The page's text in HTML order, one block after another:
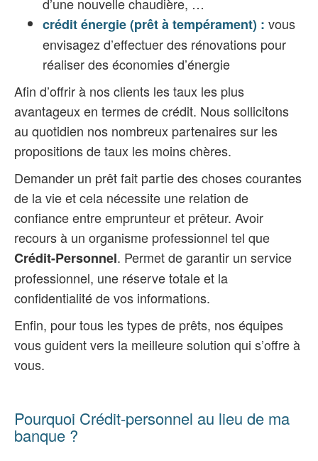
crédit énergie (prêt à tempérament) : vous
envisagez d’effectuer des rénovations pour
réaliser des économies d’énergie
Afin d’offrir à nos clients les taux les plus
avantageux en termes de crédit. Nous sollicitons
au quotidien nos nombreux partenaires sur les
propositions de taux les moins chères.
Demander un prêt fait partie des choses courantes
de la vie et cela nécessite une relation de
confiance entre emprunteur et prêteur. Avoir
recours à un organisme professionnel tel que
Crédit-Personnel. Permet de garantir un service
professionnel, une réserve totale et la
confidentialité de vos informations.
Enfin, pour tous les types de prêts, nos équipes
vous guident vers la meilleure solution qui s’offre à
vous.
Pourquoi Crédit-personnel au lieu de ma
banque ?